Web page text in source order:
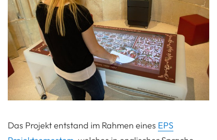
Das Projekt entstand im Rahmen eines EPS